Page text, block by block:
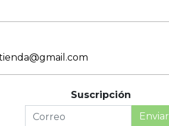
Suscripción
Enviar